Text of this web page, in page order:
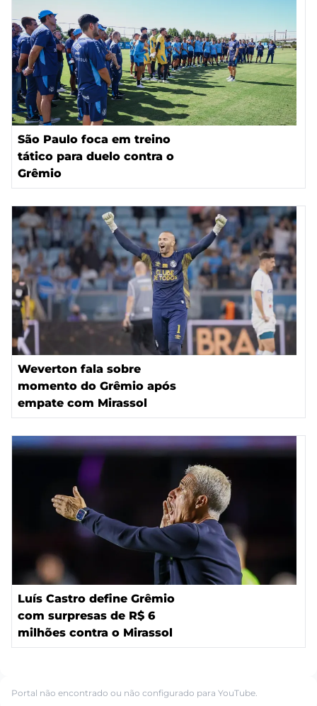
São Paulo foca em treino
tático para duelo contra o
Grêmio
Weverton fala sobre
momento do Grêmio após
empate com Mirassol
Luís Castro define Grêmio
com surpresas de R$ 6
milhões contra o Mirassol
Portal não encontrado ou não configurado para YouTube.